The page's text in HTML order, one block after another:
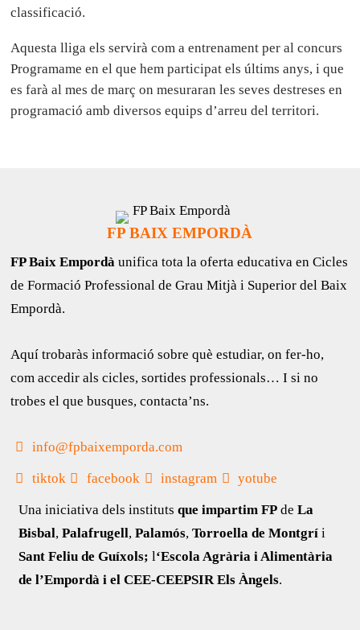
classificació.
Aquesta lliga els servirà com a entrenament per al concurs
Programame en el que hem participat els últims anys, i que
es farà al mes de març on mesuraran les seves destreses en
programació amb diversos equips d’arreu del territori.
FP BAIX EMPORDÀ
FP Baix Empordàunifica tota la oferta educativa en Cicles
de Formació Professional de Grau Mitjà i Superior del Baix
Empordà.
Aquí trobaràs informació sobre què estudiar, on fer-ho,
com accedir als cicles, sortides professionals… I si no
trobes el que busques, contacta’ns.
info@fpbaixemporda.com
tiktok facebook instagram yotube
Una iniciativa dels institutsque impartim FP deLa
Bisbal,Palafrugell,Palamós,Torroella de Montgrí i
Sant Feliu de Guíxols; l‘Escola Agrària i Alimentària
de l’Empordà i el CEE-CEEPSIR Els Àngels.